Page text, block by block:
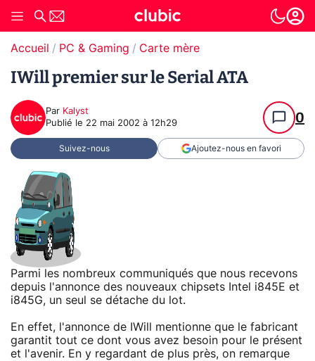
Accueil PC & Gaming Carte mère
IWill premier sur le Serial ATA
Par Kalyst
Publié le 22 mai 2002 à 12h29 0
Suivez-nous Ajoutez-nous en favori
Parmi les nombreux communiqués que nous recevons
depuis l'annonce des nouveaux chipsets Intel i845E et
i845G, un seul se détache du lot.
En effet, l'annonce de IWill mentionne que le fabricant
garantit tout ce dont vous avez besoin pour le présent
et l'avenir. En y regardant de plus près, on remarque